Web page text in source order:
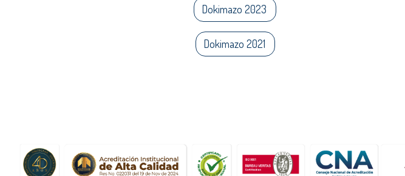
Dokimazo 2023
Dokimazo 2021